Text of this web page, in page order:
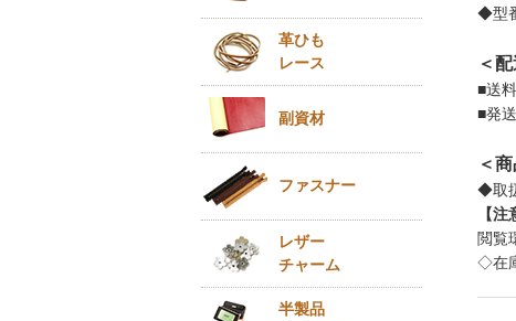
◆型
＜
■送
■発
＜
◆取
【注
閲覧
◇在
革ひも
レース
副資材
ファスナー
レザー
チャーム
半製品